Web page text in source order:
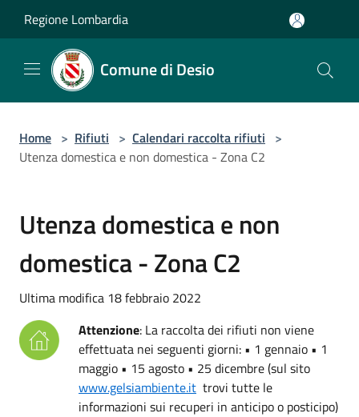
Regione Lombardia
Comune di Desio
Home > Rifiuti > Calendari raccolta rifiuti >
Utenza domestica e non domestica - Zona C2
Utenza domestica e non
domestica - Zona C2
Ultima modifica 18 febbraio 2022
Attenzione: La raccolta dei rifiuti non viene
effettuata nei seguenti giorni: • 1 gennaio • 1
maggio • 15 agosto • 25 dicembre (sul sito
www.gelsiambiente.it trovi tutte le
informazioni sui recuperi in anticipo o posticipo)